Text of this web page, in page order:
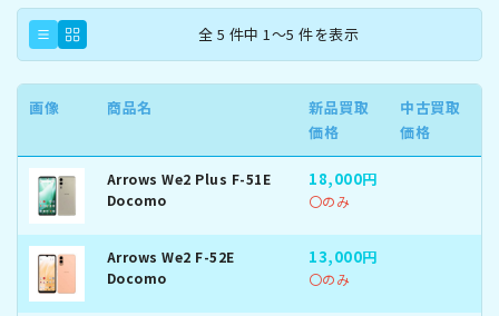
全 5 件中 1～5 件を表示
画像 商品名
新品買取
価格
中古買取
価格
Arrows We2 Plus F-51E
Docomo
18,000円
〇のみ
Arrows We2 F-52E
Docomo
13,000円
〇のみ